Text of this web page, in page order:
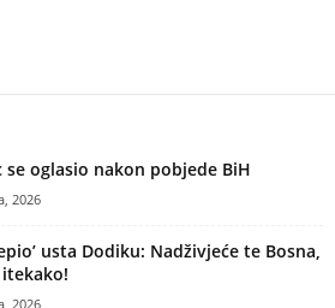
oglasio nakon pobjede BiH
2026
usta Dodiku: Nadživjeće te Bosna,
2026